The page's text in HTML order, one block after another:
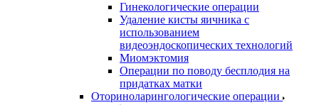
Гинекологические операции
Удаление кисты яичника с
использованием
видеоэндоскопических технологий
Миомэктомия
Операции по поводу бесплодия на
придатках матки
Оториноларингологические операции